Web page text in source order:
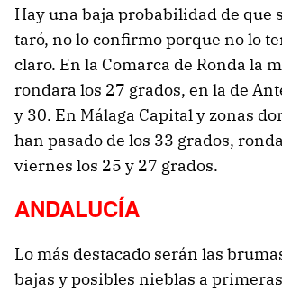
Hay una baja probabilidad de que
taró, no lo confirmo porque no lo
claro. En la Comarca de Ronda la
rondara los 27 grados, en la de
y 30. En Málaga Capital y zonas
han pasado de los 33 grados,
viernes los 25 y 27 grados.
ANDALUCÍA
Lo más destacado serán las
bajas y posibles nieblas a